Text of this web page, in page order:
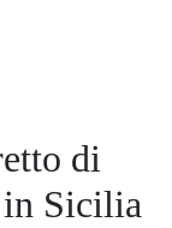
di
Sicilia